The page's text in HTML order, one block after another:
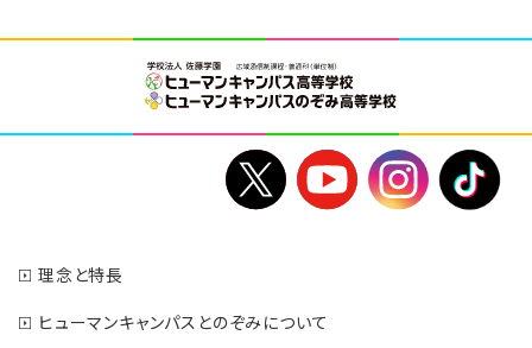
理念と特長
ヒューマンキャンパスとのぞみについて